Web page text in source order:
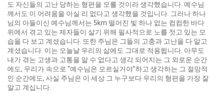
도 자신들의 고난 당하는 형편을 모를 것이라 생각했습니다. 예수님
께서도 이 어려움을 아실 리 없다고 생각했을 것입니다. 그러나 하나
님의 아들이신 예수님께서는 5km 떨어진 빛 하나 없는 컴컴한 바다
위에서 겪고 있는 제자들이 살기 위해 필사적으로 노를 젓고 있는 모
습을 다 보고 계셨습니다. 또한 주님은 그들의 고충과 고난을 다 알고
계셨습니다. 이는 오늘날 우리의 삶에도 그대로 적용됩니다. 아무도
내가 겪는 고생과 고통을 알 수 없다고 생각 되어지는 그 외로운 순간
에도, 우리가 속으로 “예수님은 모르실거야”하고 생각하는 그 절망적
인 순간에도, 사실 주님은 이 세상 그 누구보다 우리의 형편을 가장 잘
알고 계십니다.